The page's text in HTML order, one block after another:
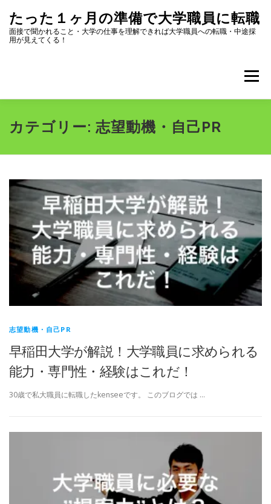
ッ
たった１ヶ月の準備で大学職員に転職
面接で聞かれること・大学の仕事を理解できれば大学職員への転職・中途採
用が見えてくる！
メニュー
全記事一覧 プロフィール
志望動機・自己PR 面接対策 転職ツール集
大学のリスク・選び方 大学職員になって良かったこと
大学職員の仕事 業界分析・大学の動向
公募・選考情報 その他 ホーム
カテゴリー: 志望動機・自己PR
志望動機・自己PR
早稲田大学が解説！大学職員に求められる
能力・専門性・経験はこれだ！
30歳で私大職員に転職したkenseeです。 このブログでは …